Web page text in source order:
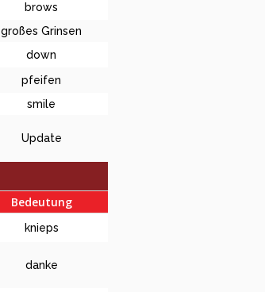
brows
großes Grinsen
down
pfeifen
smile
Update
Bedeutung
knieps
danke